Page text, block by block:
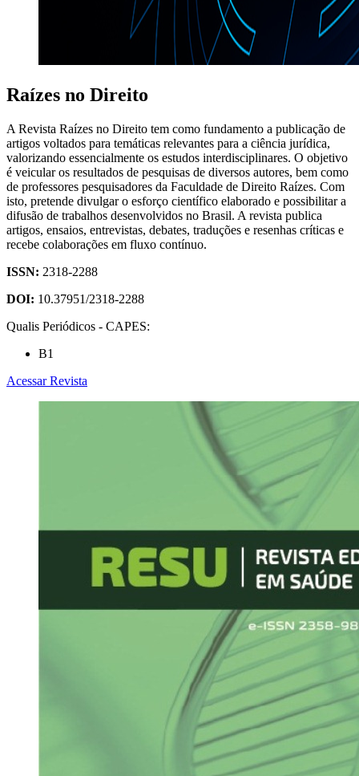
Raízes no Direito
A Revista Raízes no Direito tem como fundamento a publicação de
artigos voltados para temáticas relevantes para a ciência jurídica,
valorizando essencialmente os estudos interdisciplinares. O objetivo
é veicular os resultados de pesquisas de diversos autores, bem como
de professores pesquisadores da Faculdade de Direito Raízes. Com
isto, pretende divulgar o esforço científico elaborado e possibilitar a
difusão de trabalhos desenvolvidos no Brasil. A revista publica
artigos, ensaios, entrevistas, debates, traduções e resenhas críticas e
recebe colaborações em fluxo contínuo.
ISSN: 2318-2288
DOI: 10.37951/2318-2288
Qualis Periódicos - CAPES:
B1
Acessar Revista